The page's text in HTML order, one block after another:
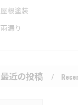
屋根塗装
雨漏り
最近の投稿